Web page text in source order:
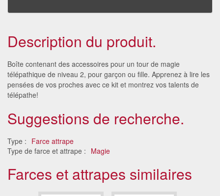
Description du produit.
Boîte contenant des accessoires pour un tour de magie
télépathique de niveau 2, pour garçon ou fille. Apprenez à lire les
pensées de vos proches avec ce kit et montrez vos talents de
télépathe!
Suggestions de recherche.
Type : Farce attrape
Type de farce et attrape : Magie
Farces et attrapes similaires